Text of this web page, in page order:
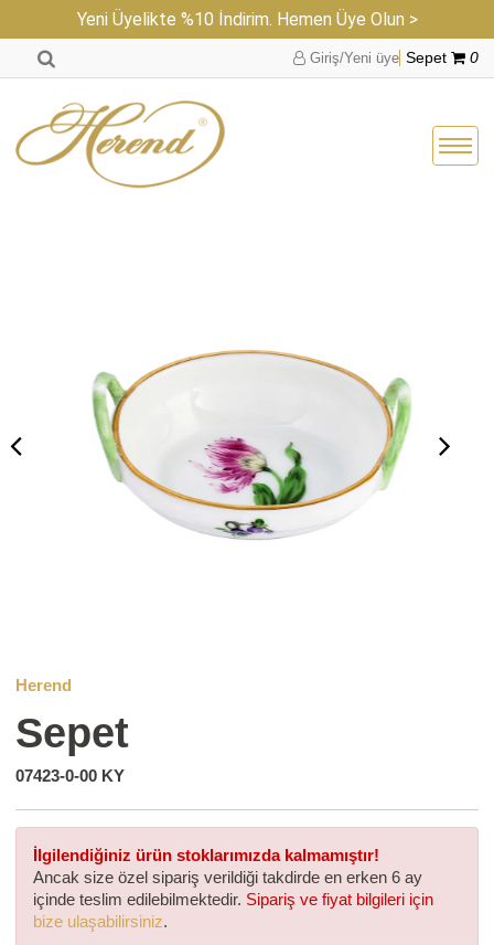
Yeni Üyelikte %10 İndirim. Hemen Üye Olun >
Giriş/Yeni üye Sepet 0
Herend
Sepet
07423-0-00 KY
İlgilendiğiniz ürün stoklarımızda kalmamıştır!
Ancak size özel sipariş verildiği takdirde en erken 6 ay
içinde teslim edilebilmektedir. Sipariş ve fiyat bilgileri için
bize ulaşabilirsiniz.